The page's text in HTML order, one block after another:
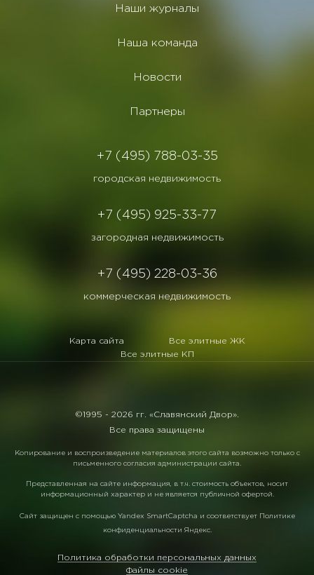
Наши журналы
Наша команда
Новости
Партнеры
+7 (495) 788-03-35
городская недвижимость
+7 (495) 925-33-77
загородная недвижимость
+7 (495) 228-03-36
коммерческая недвижимость
Карта сайта
Все элитные ЖК
Все элитные КП
©1995 - 2026 гг. «Славянский Двор».
Все права защищены
Копирование и воспроизведение материалов этого сайта возможно только с
письменного согласия администрации сайта.
Представленная на сайте информация, в т.ч. стоимость объектов, носит
информационный характер и не является публичной офертой.
Сайт защищен с помощью Yandex SmartCaptcha и соответствует Политике
конфиденциальности Яндекс.
Политика обработки персональных данных
Файлы cookie